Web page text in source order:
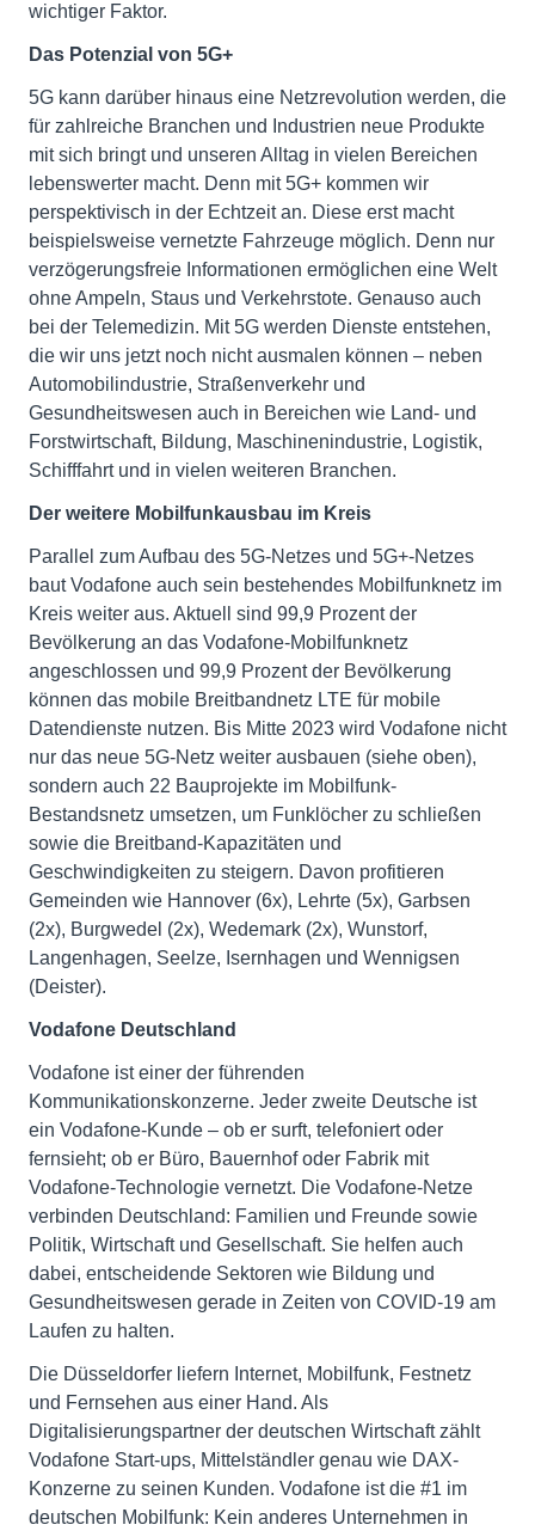
wichtiger Faktor.
Das Potenzial von 5G+
5G kann darüber hinaus eine Netzrevolution werden, die
für zahlreiche Branchen und Industrien neue Produkte
mit sich bringt und unseren Alltag in vielen Bereichen
lebenswerter macht. Denn mit 5G+ kommen wir
perspektivisch in der Echtzeit an. Diese erst macht
beispielsweise vernetzte Fahrzeuge möglich. Denn nur
verzögerungsfreie Informationen ermöglichen eine Welt
ohne Ampeln, Staus und Verkehrstote. Genauso auch
bei der Telemedizin. Mit 5G werden Dienste entstehen,
die wir uns jetzt noch nicht ausmalen können – neben
Automobilindustrie, Straßenverkehr und
Gesundheitswesen auch in Bereichen wie Land- und
Forstwirtschaft, Bildung, Maschinenindustrie, Logistik,
Schifffahrt und in vielen weiteren Branchen.
Der weitere Mobilfunkausbau im Kreis
Parallel zum Aufbau des 5G-Netzes und 5G+-Netzes
baut Vodafone auch sein bestehendes Mobilfunknetz im
Kreis weiter aus. Aktuell sind 99,9 Prozent der
Bevölkerung an das Vodafone-Mobilfunknetz
angeschlossen und 99,9 Prozent der Bevölkerung
können das mobile Breitbandnetz LTE für mobile
Datendienste nutzen. Bis Mitte 2023 wird Vodafone nicht
nur das neue 5G-Netz weiter ausbauen (siehe oben),
sondern auch 22 Bauprojekte im Mobilfunk-
Bestandsnetz umsetzen, um Funklöcher zu schließen
sowie die Breitband-Kapazitäten und
Geschwindigkeiten zu steigern. Davon profitieren
Gemeinden wie Hannover (6x), Lehrte (5x), Garbsen
(2x), Burgwedel (2x), Wedemark (2x), Wunstorf,
Langenhagen, Seelze, Isernhagen und Wennigsen
(Deister).
Vodafone Deutschland
Vodafone ist einer der führenden
Kommunikationskonzerne. Jeder zweite Deutsche ist
ein Vodafone-Kunde – ob er surft, telefoniert oder
fernsieht; ob er Büro, Bauernhof oder Fabrik mit
Vodafone-Technologie vernetzt. Die Vodafone-Netze
verbinden Deutschland: Familien und Freunde sowie
Politik, Wirtschaft und Gesellschaft. Sie helfen auch
dabei, entscheidende Sektoren wie Bildung und
Gesundheitswesen gerade in Zeiten von COVID-19 am
Laufen zu halten.
Die Düsseldorfer liefern Internet, Mobilfunk, Festnetz
und Fernsehen aus einer Hand. Als
Digitalisierungspartner der deutschen Wirtschaft zählt
Vodafone Start-ups, Mittelständler genau wie DAX-
Konzerne zu seinen Kunden. Vodafone ist die #1 im
deutschen Mobilfunk: Kein anderes Unternehmen in